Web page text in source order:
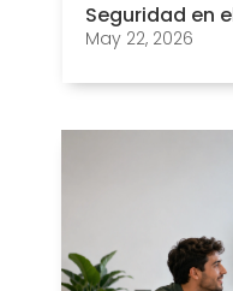
Seguridad en
May 22, 2026